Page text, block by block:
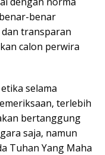
benar
transparan
calon perwira
selama
terlebih
bertanggung
saja, namun
Tuhan Yang Maha